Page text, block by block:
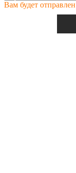
Вам будет